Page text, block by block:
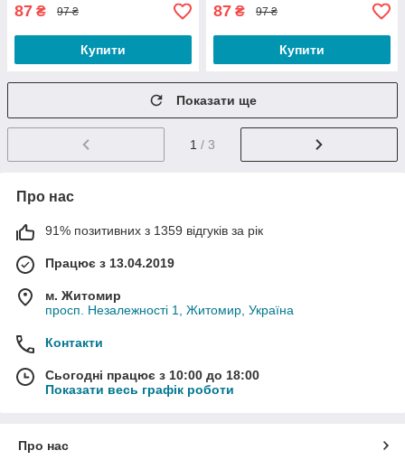
87 ₴ 97 ₴
Купити
87 ₴ 97 ₴
Купити
Показати ще
1 / 3
Про нас
91% позитивних з 1359 відгуків за рік
Працює з 13.04.2019
м. Житомир
просп. Незалежності 1, Житомир, Україна
Контакти
Сьогодні працює з 10:00 до 18:00
Показати весь графік роботи
Про нас